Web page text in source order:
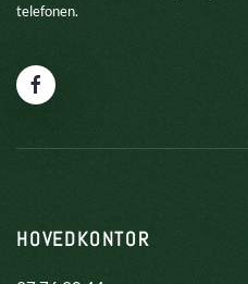
telefonen.
HOVEDKONTOR